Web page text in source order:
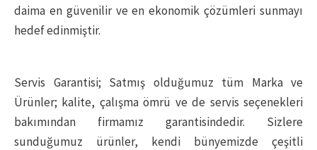
daima en güvenilir ve en ekonomik çözümleri sunmayı
hedef edinmiştir.
Servis Garantisi; Satmış olduğumuz tüm Marka ve
Ürünler; kalite, çalışma ömrü ve de servis seçenekleri
bakımından firmamız garantisindedir. Sizlere
sunduğumuz ürünler, kendi bünyemizde çeşitli